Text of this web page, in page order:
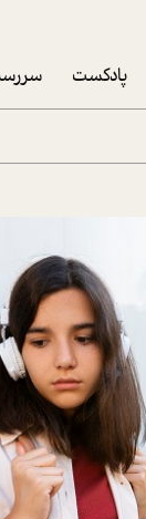
پادکست
تقویم
تقویم